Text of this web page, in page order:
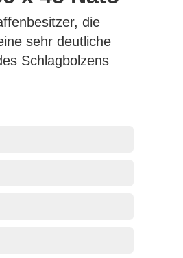
die
sehr deutliche
Schlagbolzens